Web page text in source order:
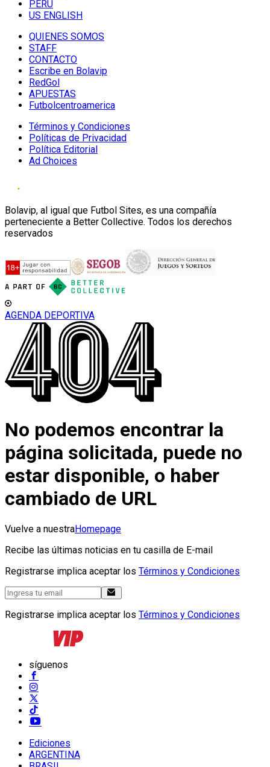
PERU
US ENGLISH
QUIENES SOMOS
STAFF
CONTACTO
Escribe en Bolavip
RedGol
APUESTAS
Futbolcentroamerica
Términos y Condiciones
Políticas de Privacidad
Política Editorial
Ad Choices
Bolavip, al igual que Futbol Sites, es una compañía
perteneciente a Better Collective. Todos los derechos
reservados
AGENDA DEPORTIVA
No podemos encontrar la
página solicitada, puede no
estar disponible, o haber
cambiado de URL
Vuelve a nuestraHomepage
Recibe las últimas noticias en tu casilla de E-mail
Registrarse implica aceptar los Términos y Condiciones
Registrarse implica aceptar los Términos y Condiciones
síguenos
Ediciones
ARGENTINA